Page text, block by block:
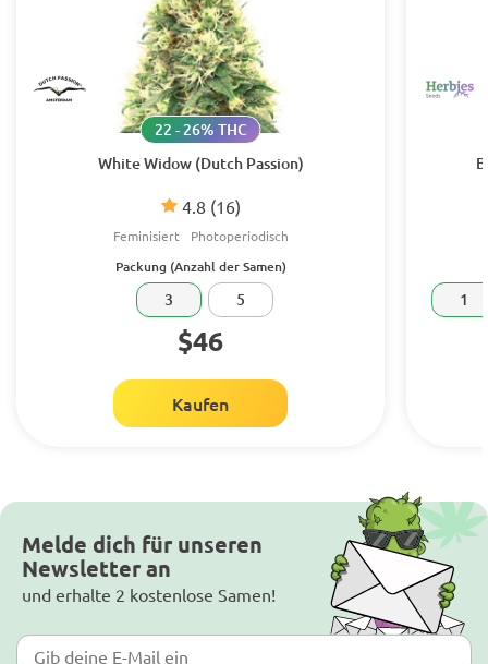
White Widow (Dutch Passion)
4.8 (16)
22 - 26% THC
Feminisiert Photoperiodisch
Packung (Anzahl der Samen)
3 5
$46
Kaufen
1
Melde dich für unseren
Newsletter an
und erhalte 2 kostenlose Samen!